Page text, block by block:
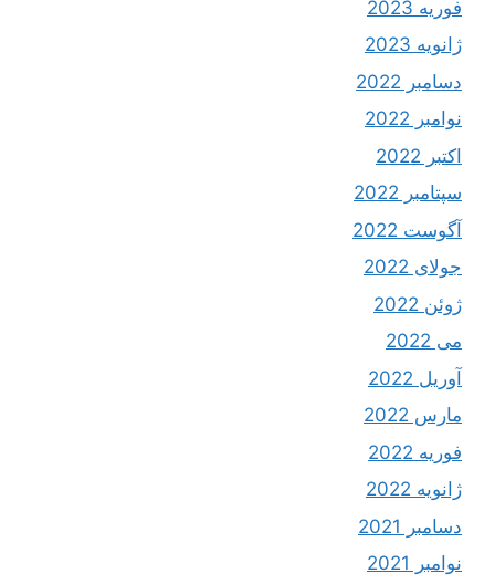
فوریه 2023
ژانویه 2023
دسامبر 2022
نوامبر 2022
اکتبر 2022
سپتامبر 2022
آگوست 2022
جولای 2022
ژوئن 2022
می 2022
آوریل 2022
مارس 2022
فوریه 2022
ژانویه 2022
دسامبر 2021
نوامبر 2021